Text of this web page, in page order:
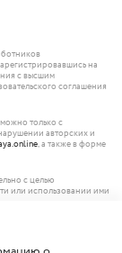
на
с высшим
соглашения
только с
авторских и
, а также в форме
с целью
или использовании ими